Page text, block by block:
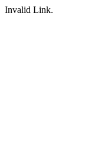
Invalid Link.